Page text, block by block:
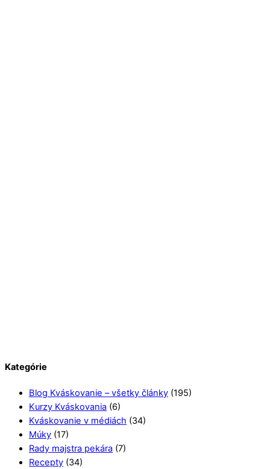
Kategórie
Blog Kváskovanie – všetky články (195)
Kurzy Kváskovania (6)
Kváskovanie v médiách (34)
Múky (17)
Rady majstra pekára (7)
Recepty (34)